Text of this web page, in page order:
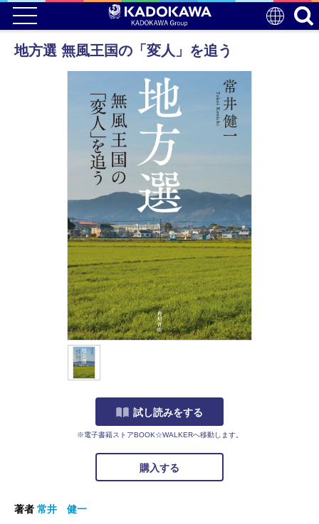
地方選 無風王国の「変人」を追う
試し読みをする
※電子書籍ストアBOOK☆WALKERへ移動します。
購入する
著者 常井 健一